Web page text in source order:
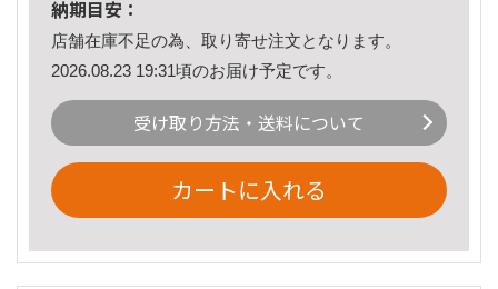
納期目安：
店舗在庫不足の為、取り寄せ注文となります。
2026.08.23 19:31頃のお届け予定です。
受け取り方法・送料について
カートに入れる